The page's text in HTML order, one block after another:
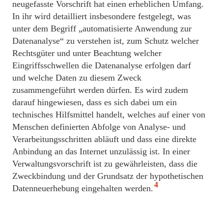
neugefasste Vorschrift hat einen erheblichen Umfang.
In ihr wird detailliert insbesondere festgelegt, was
unter dem Begriff „automatisierte Anwendung zur
Datenanalyse“ zu verstehen ist, zum Schutz welcher
Rechtsgüter und unter Beachtung welcher
Eingriffsschwellen die Datenanalyse erfolgen darf
und welche Daten zu diesem Zweck
zusammengeführt werden dürfen. Es wird zudem
darauf hingewiesen, dass es sich dabei um ein
technisches Hilfsmittel handelt, welches auf einer von
Menschen definierten Abfolge von Analyse- und
Verarbeitungsschritten abläuft und dass eine direkte
Anbindung an das Internet unzulässig ist. In einer
Verwaltungsvorschrift ist zu gewährleisten, dass die
Zweckbindung und der Grundsatz der hypothetischen
Datenneuerhebung eingehalten werden.4